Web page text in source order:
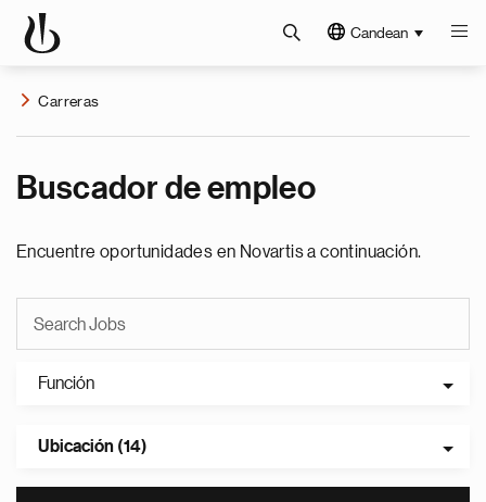
Candean
Carreras
Buscador de empleo
Encuentre oportunidades en Novartis a continuación.
Función
Ubicación (14)